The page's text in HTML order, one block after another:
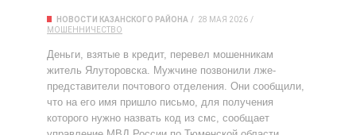
НОВОСТИ КАЗАНСКОГО РАЙОНА
28 МАЯ 2026
МОШЕННИЧЕСТВО
Деньги, взятые в кредит, перевел мошенникам
житель Ялуторовска. Мужчине позвонили лже-
представители почтового отделения. Они сообщили,
что на его имя пришло письмо, для получения
которого нужно назвать код из смс, сообщает